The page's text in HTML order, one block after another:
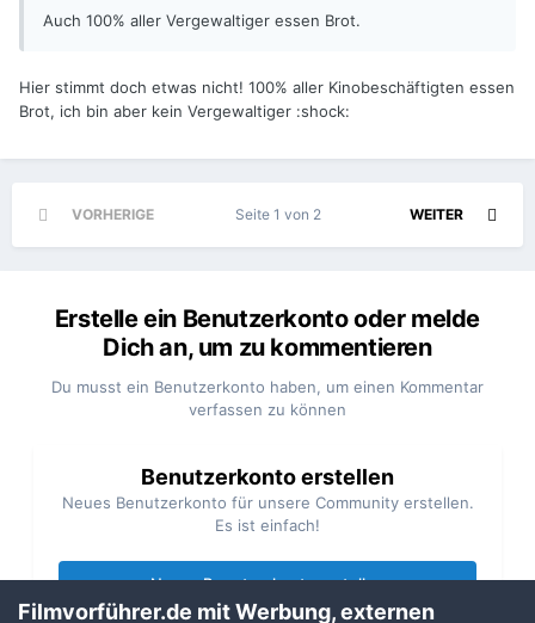
Auch 100% aller Vergewaltiger essen Brot.
Hier stimmt doch etwas nicht! 100% aller Kinobeschäftigten essen
Brot, ich bin aber kein Vergewaltiger :shock:
VORHERIGE WEITER
Seite 1 von 2
Erstelle ein Benutzerkonto oder melde
Dich an, um zu kommentieren
Du musst ein Benutzerkonto haben, um einen Kommentar
verfassen zu können
Benutzerkonto erstellen
Neues Benutzerkonto für unsere Community erstellen.
Es ist einfach!
Neues Benutzerkonto erstellen
Filmvorführer.de mit Werbung, externen